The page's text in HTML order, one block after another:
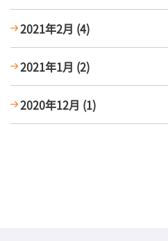
2021年2月 (4)
2021年1月 (2)
2020年12月 (1)